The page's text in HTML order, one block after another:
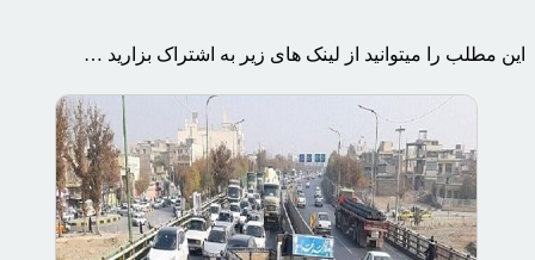
این مطلب را میتوانید از لینک های زیر به اشتراک بزارید …